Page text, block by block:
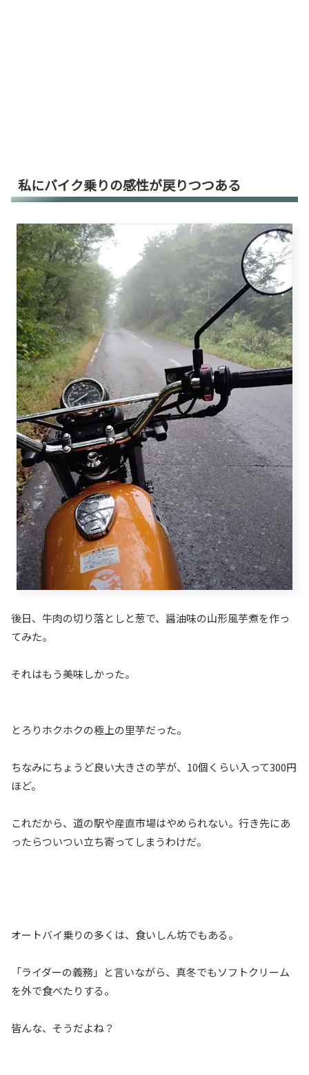
私にバイク乗りの感性が戻りつつある
後日、牛肉の切り落としと葱で、醤油味の山形風芋煮を作っ
てみた。
それはもう美味しかった。
とろりホクホクの極上の里芋だった。
ちなみにちょうど良い大きさの芋が、10個くらい入って300円
ほど。
これだから、道の駅や産直市場はやめられない。行き先にあ
ったらついつい立ち寄ってしまうわけだ。
オートバイ乗りの多くは、食いしん坊でもある。
「ライダーの義務」と言いながら、真冬でもソフトクリーム
を外で食べたりする。
皆んな、そうだよね？